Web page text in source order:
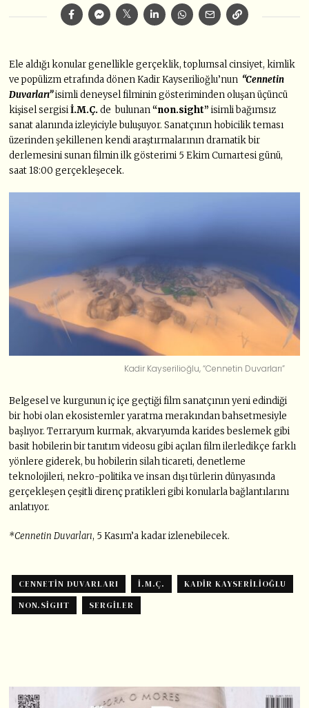
Ele aldığı konular genellikle gerçeklik, toplumsal cinsiyet, kimlik
ve popülizm etrafında dönen Kadir Kayserilioğlu’nun “Cennetin
Duvarları”isimli deneysel filminin gösteriminden oluşan üçüncü
kişisel sergisiİ.M.Ç. de bulunan“non.sight” isimli bağımsız
sanat alanında izleyiciyle buluşuyor. Sanatçının hobicilik teması
üzerinden şekillenen kendi araştırmalarının dramatik bir
derlemesini sunan filmin ilk gösterimi 5 Ekim Cumartesi günü,
saat 18:00 gerçekleşecek.
Kadir Kayserilioğlu, “Cennetin Duvarları”
Belgesel ve kurgunun iç içe geçtiği film sanatçının yeni edindiği
bir hobi olan ekosistemler yaratma merakından bahsetmesiyle
başlıyor. Terraryum kurmak, akvaryumda karides beslemek gibi
basit hobilerin bir tanıtım videosu gibi açılan film ilerledikçe farklı
yönlere giderek, bu hobilerin silah ticareti, denetleme
teknolojileri, nekro-politika ve insan dışı türlerin dünyasında
gerçekleşen çeşitli direnç pratikleri gibi konularla bağlantılarını
anlatıyor.
*Cennetin Duvarları, 5 Kasım’a kadar izlenebilecek.
CENNETIN DUVARLARI İ.M.Ç.
KADIR KAYSERILIOĞLU
NON.SIGHT
SERGILER